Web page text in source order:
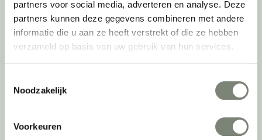
partners voor social media, adverteren en analyse. Deze
partners kunnen deze gegevens combineren met andere
informatie die u aan ze heeft verstrekt of die ze hebben
verzameld op basis van uw gebruik van hun services.
Noodzakelijk
Voorkeuren
tweede leven kunnen geven, bijvoorbeeld. Maar ook door keer op
keer actief te kijken naar de duurzaamste optie.
Belangrijke categorieën
Zitsta bureaus
Akoestische oplossingen